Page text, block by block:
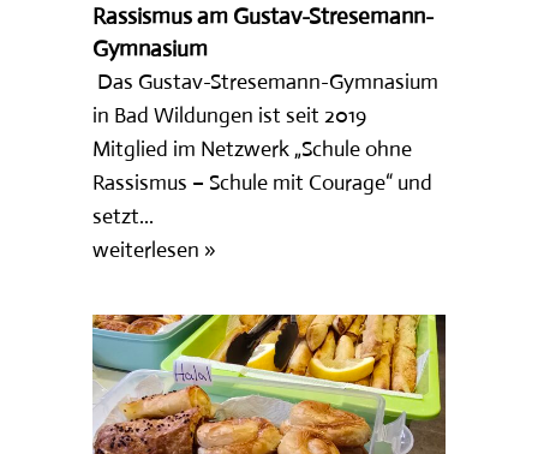
Rassismus am Gustav-Stresemann-
Gymnasium
Das Gustav-Stresemann-Gymnasium
in Bad Wildungen ist seit 2019
Mitglied im Netzwerk „Schule ohne
Rassismus – Schule mit Courage“ und
setzt...
weiterlesen »